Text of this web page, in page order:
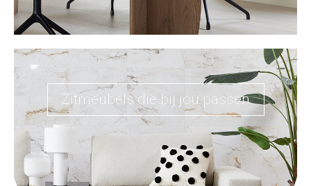
Zitmeubels die bij jou passen